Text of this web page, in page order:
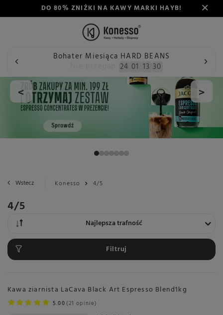
DO 80% ZNIŻKI NA KAWY MARKI HAYB!
Bohater Miesiąca HARD BEANS
24 01 13 30
< >
Wstecz Konesso 4/5
4/5
Zmień sortowanie
Najlepsza trafność
Filtruj
Kawa ziarnista LaCava Black Art Espresso Blend1kg
5.00 21 opinie